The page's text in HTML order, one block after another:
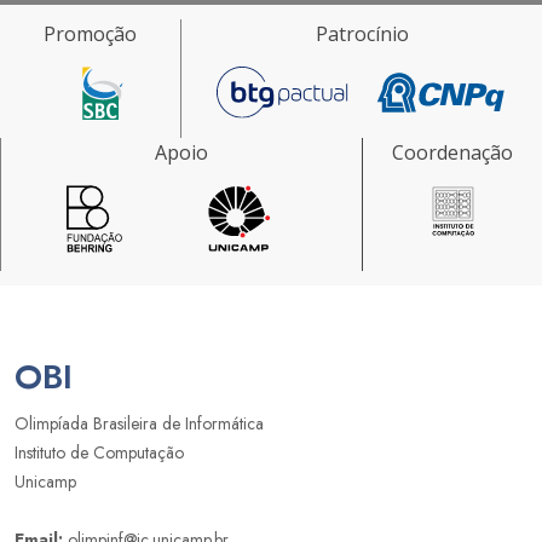
Promoção Patrocínio
Apoio Coordenação
OBI
Olimpíada Brasileira de Informática
Instituto de Computação
Unicamp